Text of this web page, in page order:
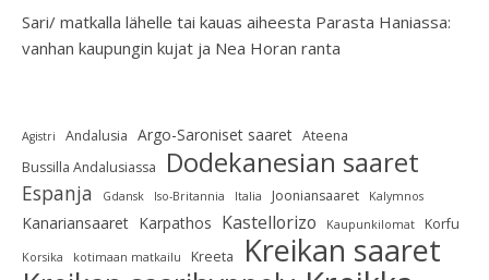
Sari/ matkalla lähelle tai kauas aiheesta Parasta Haniassa:
vanhan kaupungin kujat ja Nea Horan ranta
Agistri Andalusia Argo-Saroniset saaret Ateena
Bussilla Andalusiassa
Dodekanesian saaret
Espanja Gdansk Iso-Britannia Italia Jooniansaaret Kalymnos
Kanariansaaret Karpathos Kastellorizo Kaupunkilomat Korfu
Korsika kotimaan matkailu Kreeta Kreikan saaret